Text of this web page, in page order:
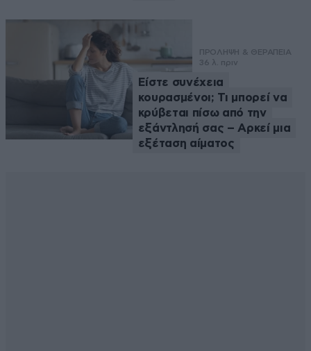
ΠΡΟΛΗΨΗ & ΘΕΡΑΠΕΙΑ
36 λ. πριν
Είστε συνέχεια
κουρασμένοι; Τι μπορεί να
κρύβεται πίσω από την
εξάντλησή σας – Αρκεί μια
εξέταση αίματος